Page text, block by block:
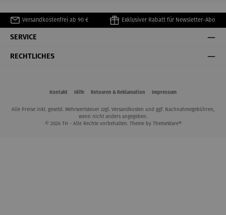
Versandkostenfrei ab 90 € Exklusiver Rabatt für Newsletter-Abo
SERVICE
RECHTLICHES
Kontakt Hilfe Retouren & Reklamation Impressum
Alle Preise inkl. gesetzl. Mehrwertsteuer zzgl. Versandkosten und ggf. Nachnahmegebühren,
wenn nicht anders angegeben.
© 2026 TH - Alle Rechte vorbehalten. Theme by ThemeWare®